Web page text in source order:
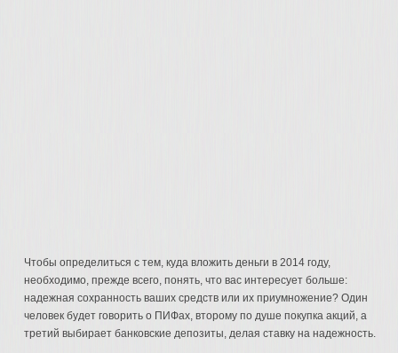
Чтобы определиться с тем, куда вложить деньги в 2014 году,
необходимо, прежде всего, понять, что вас интересует больше:
надежная сохранность ваших средств или их приумножение? Один
человек будет говорить о ПИФах, второму по душе покупка акций, а
третий выбирает банковские депозиты, делая ставку на надежность.